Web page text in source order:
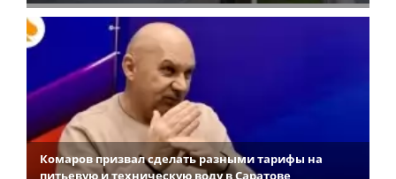
Комаров призвал сделать разными тарифы на
питьевую и техническую воду в Саратове